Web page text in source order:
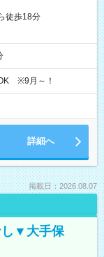
徒歩18分
※9月～！
詳細へ
掲載日：2026.08.07
し▼大手保